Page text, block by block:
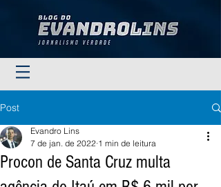
Post
Procon de Santa Cruz multa
Evandro Lins
7 de jan. de 2022 1 min de leitura